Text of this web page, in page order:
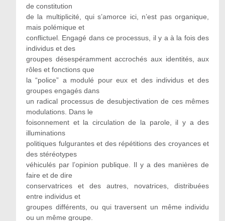
de constitution
de la multiplicité, qui s’amorce ici, n’est pas organique,
mais polémique et
conflictuel. Engagé dans ce processus, il y a à la fois des
individus et des
groupes désespéramment accrochés aux identités, aux
rôles et fonctions que
la “police” a modulé pour eux et des individus et des
groupes engagés dans
un radical processus de desubjectivation de ces mêmes
modulations. Dans le
foisonnement et la circulation de la parole, il y a des
illuminations
politiques fulgurantes et des répétitions des croyances et
des stéréotypes
véhiculés par l’opinion publique. Il y a des manières de
faire et de dire
conservatrices et des autres, novatrices, distribuées
entre individus et
groupes différents, ou qui traversent un même individu
ou un même groupe.